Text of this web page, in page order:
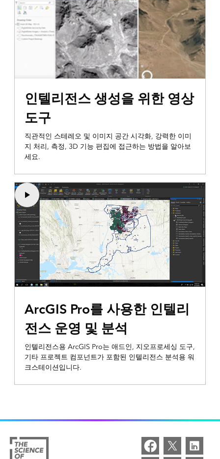
인텔리전스 생성을 위한 영상
도구
직관적인 스테레오 및 이미지 공간 시각화, 강력한 이미
지 처리, 측정, 3D 기능 편집에 접근하는 방법을 알아보
세요.
ArcGIS Pro를 사용한 인텔리
전스 운영 및 분석
인텔리전스용 ArcGIS Pro는 애드인, 지오프로세싱 도구,
기타 프로젝트 컴포넌트가 포함된 인텔리전스 분석용 워
크스테이션입니다.